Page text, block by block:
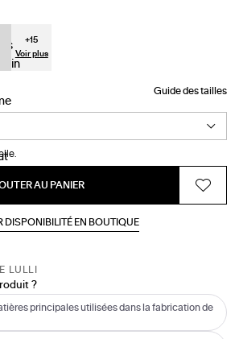
+15
Voir plus
Guide des tailles
AU PANIER
DISPONIBILITÉ EN BOUTIQUE
LULLI
?
principales utilisées dans la fabrication de